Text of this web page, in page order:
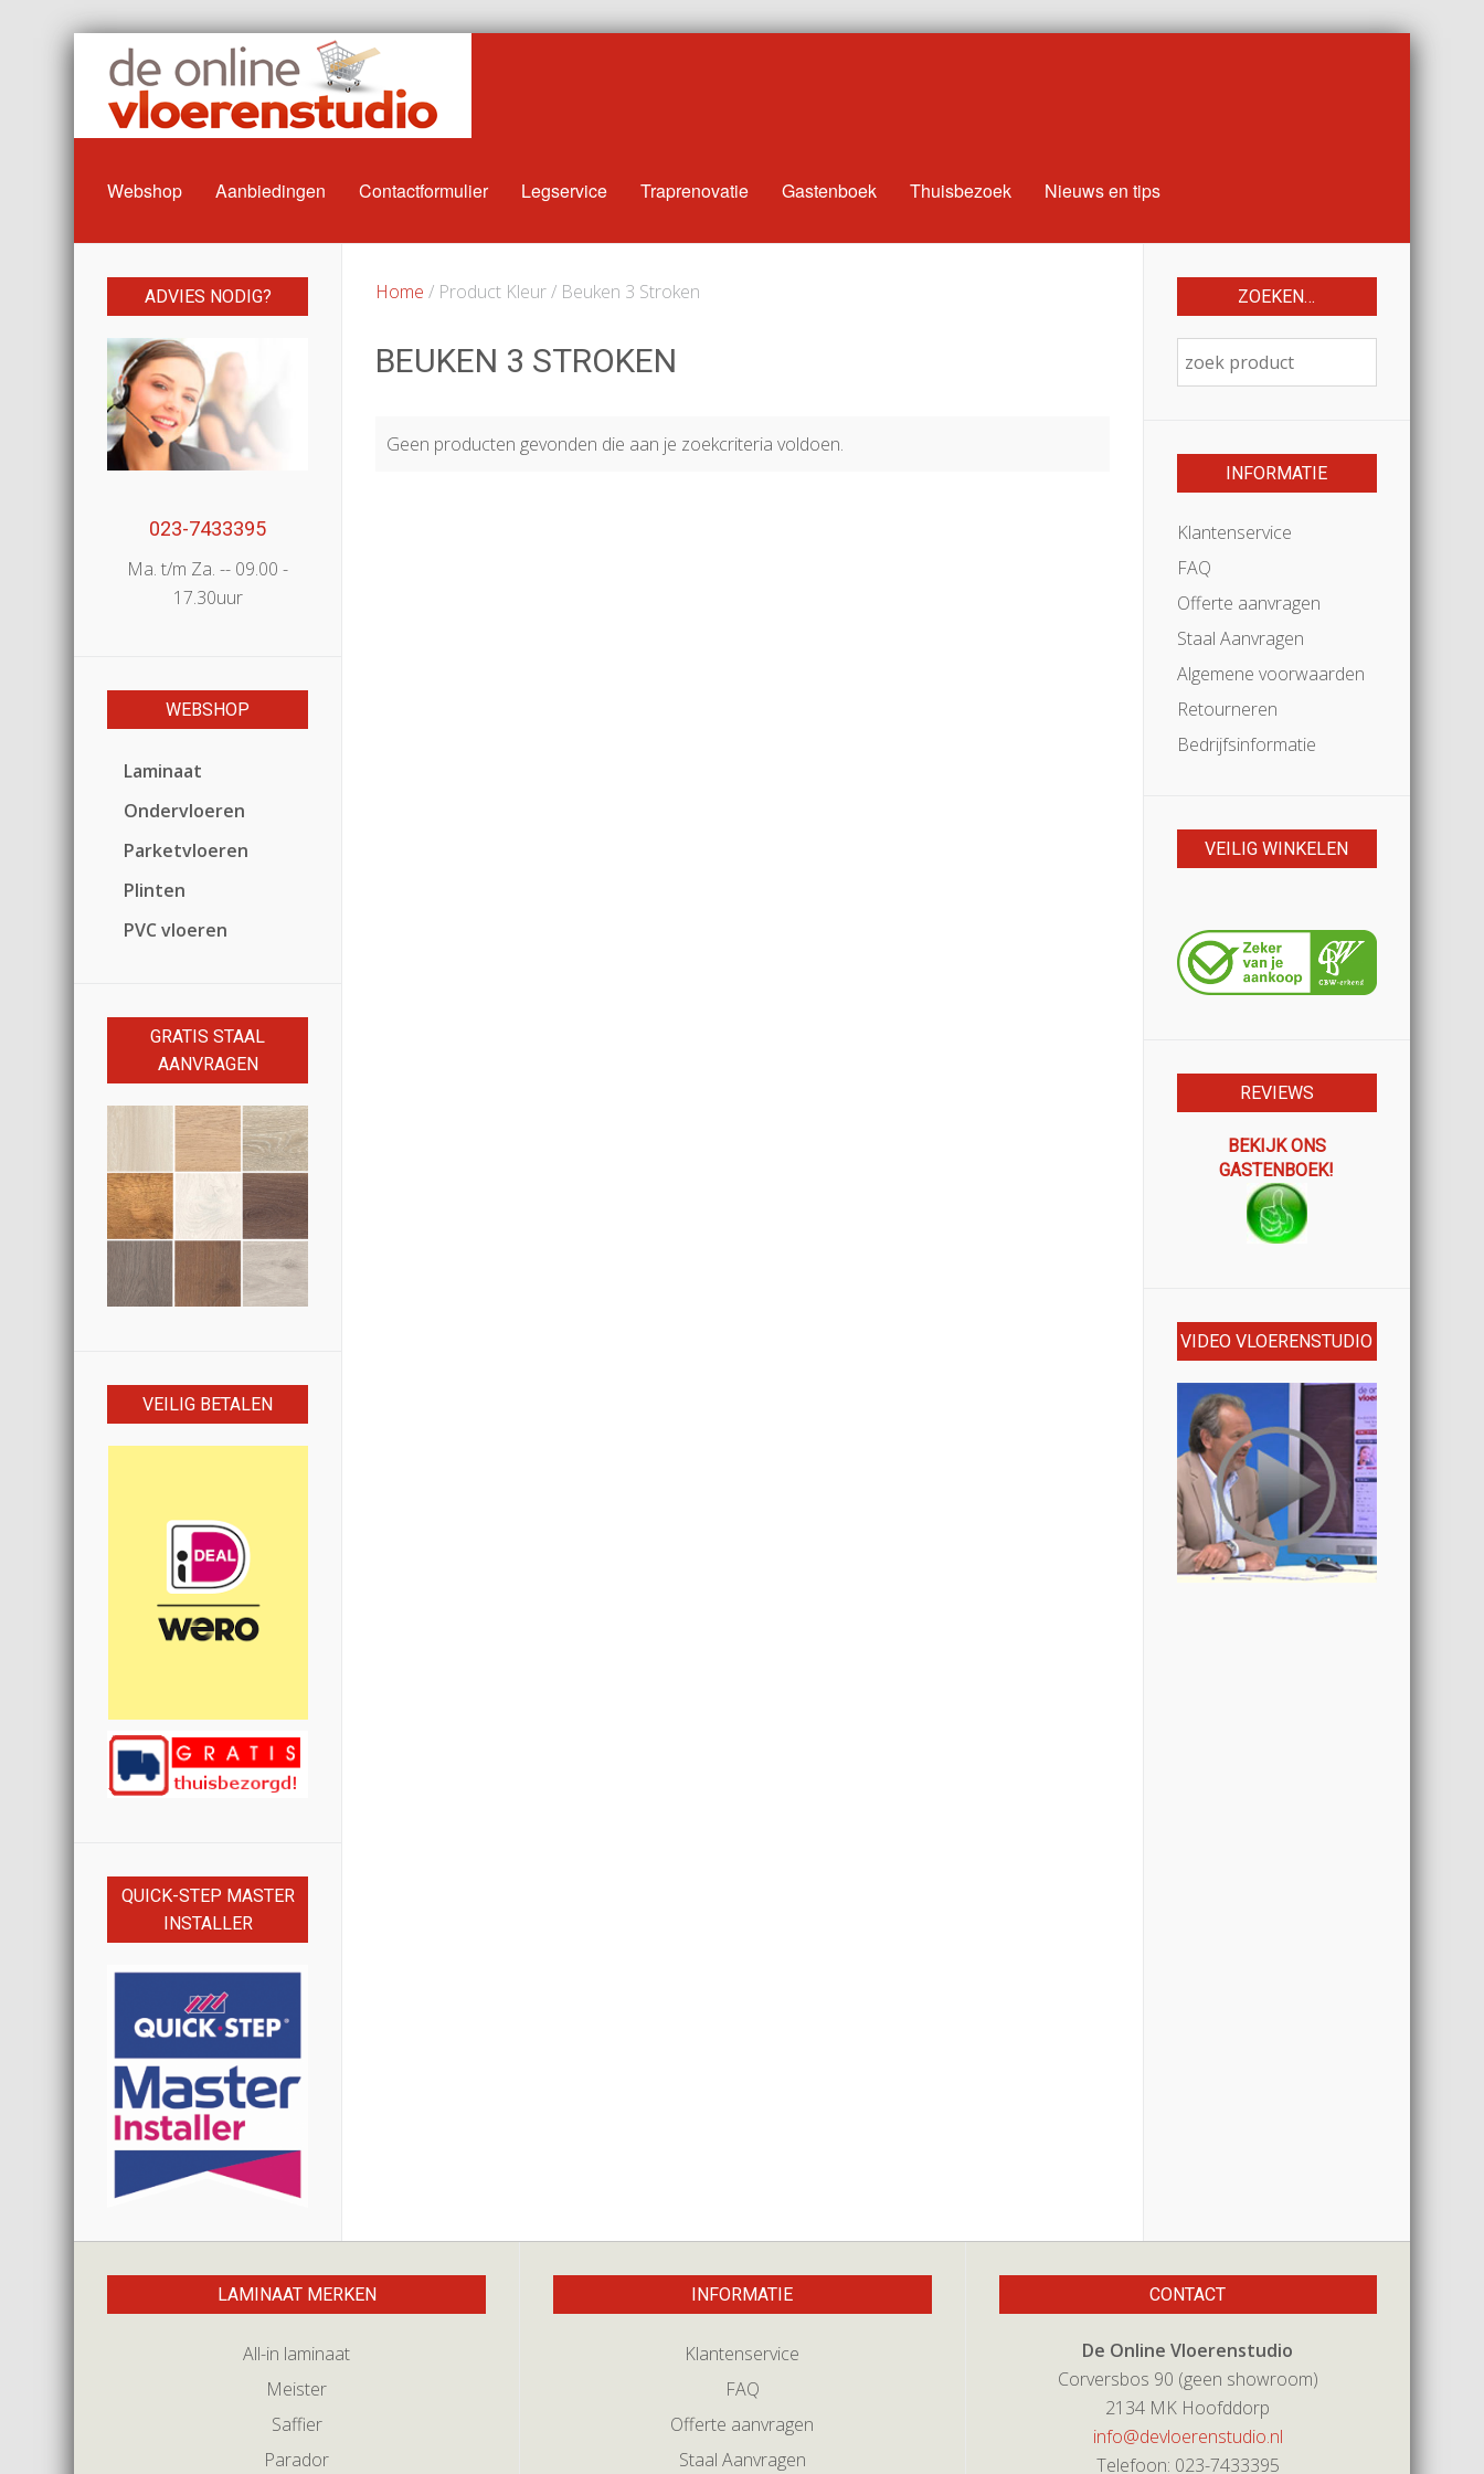
Webshop Aanbiedingen Contactformulier Legservice Traprenovatie Gastenboek Thuisbezoek Nieuws en tips
Home / Product Kleur / Beuken 3 Stroken
BEUKEN 3 STROKEN
Geen producten gevonden die aan je zoekcriteria voldoen.
ADVIES NODIG?
023-7433395
Ma. t/m Za. -- 09.00 -
17.30uur
WEBSHOP
Laminaat
Ondervloeren
Parketvloeren
Plinten
PVC vloeren
GRATIS STAAL
AANVRAGEN
VEILIG BETALEN
QUICK-STEP MASTER
INSTALLER
ZOEKEN…
INFORMATIE
Klantenservice
FAQ
Offerte aanvragen
Staal Aanvragen
Algemene voorwaarden
Retourneren
Bedrijfsinformatie
VEILIG WINKELEN
REVIEWS
BEKIJK ONS
GASTENBOEK!
VIDEO VLOERENSTUDIO
LAMINAAT MERKEN
All-in laminaat
Meister
Saffier
Parador
INFORMATIE
Klantenservice
FAQ
Offerte aanvragen
Staal Aanvragen
CONTACT
De Online Vloerenstudio
Corversbos 90 (geen showroom)
2134 MK Hoofddorp
info@devloerenstudio.nl
Telefoon: 023-7433395